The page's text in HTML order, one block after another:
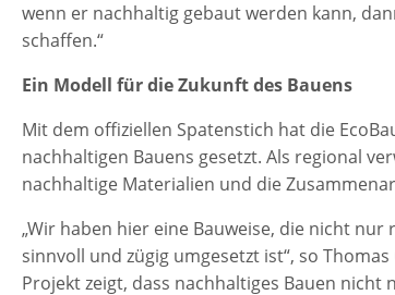
wenn er nachhaltig gebaut werden kann,
schaffen.“
Ein Modell für die Zukunft des Bauens
Mit dem offiziellen Spatenstich hat die
nachhaltigen Bauens gesetzt. Als regional
nachhaltige Materialien und die
„Wir haben hier eine Bauweise, die nicht
sinnvoll und zügig umgesetzt ist“, so
Projekt zeigt, dass nachhaltiges Bauen nicht